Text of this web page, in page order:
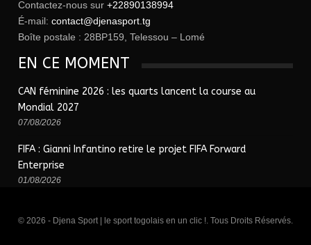
Contactez-nous sur +22890138994
É-mail: contact@djenasport.tg
Boîte postale : 28BP159, Telessou – Lomé
EN CE MOMENT
CAN féminine 2026 : les quarts lancent la course au
Mondial 2027
07/08/2026
FIFA : Gianni Infantino retire le projet FIFA Forward
Enterprise
01/08/2026
© 2026 - Djena Sport | le sport togolais en un clic !. Tous Droits Réservés.